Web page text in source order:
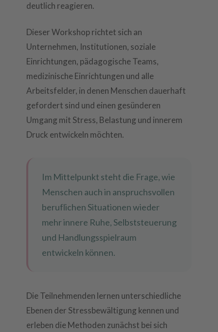
deutlich reagieren.
Dieser Workshop richtet sich an
Unternehmen, Institutionen, soziale
Einrichtungen, pädagogische Teams,
medizinische Einrichtungen und alle
Arbeitsfelder, in denen Menschen dauerhaft
gefordert sind und einen gesünderen
Umgang mit Stress, Belastung und innerem
Druck entwickeln möchten.
Im Mittelpunkt steht die Frage, wie
Menschen auch in anspruchsvollen
beruflichen Situationen wieder
mehr innere Ruhe, Selbststeuerung
und Handlungsspielraum
entwickeln können.
Die Teilnehmenden lernen unterschiedliche
Ebenen der Stressbewältigung kennen und
erleben die Methoden zunächst bei sich